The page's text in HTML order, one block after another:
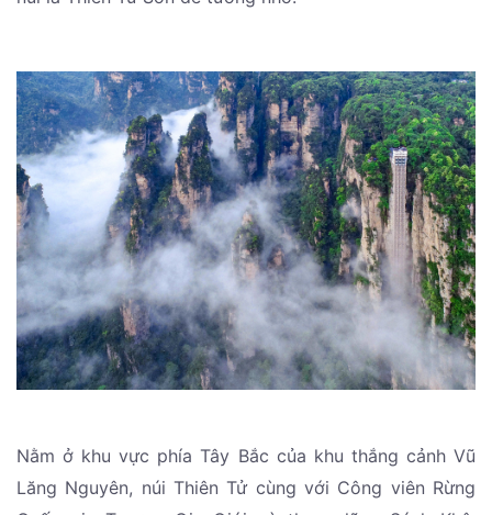
Nằm ở khu vực phía Tây Bắc của khu thắng cảnh Vũ
Lăng Nguyên, núi Thiên Tử cùng với Công viên Rừng